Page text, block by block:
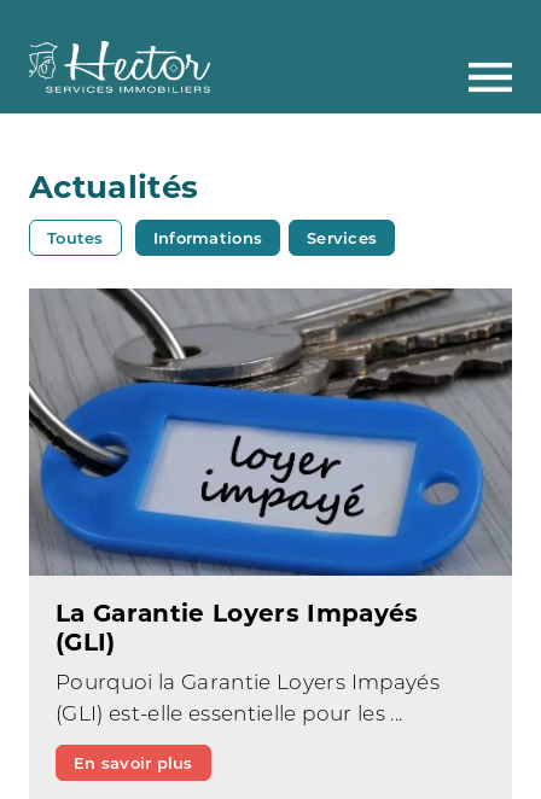
Actualités
Toutes Informations Services
La Garantie Loyers Impayés
(GLI)
Pourquoi la Garantie Loyers Impayés
(GLI) est-elle essentielle pour les ...
En savoir plus